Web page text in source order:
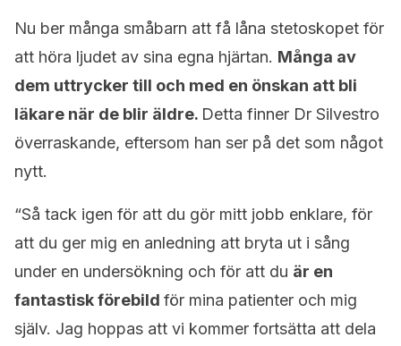
Nu ber många småbarn att få låna stetoskopet för
att höra ljudet av sina egna hjärtan. Många av
dem uttrycker till och med en önskan att bli
läkare när de blir äldre. Detta finner Dr Silvestro
överraskande, eftersom han ser på det som något
nytt.
“Så tack igen för att du gör mitt jobb enklare, för
att du ger mig en anledning att bryta ut i sång
under en undersökning och för att du är en
fantastisk förebild för mina patienter och mig
själv. Jag hoppas att vi kommer fortsätta att dela